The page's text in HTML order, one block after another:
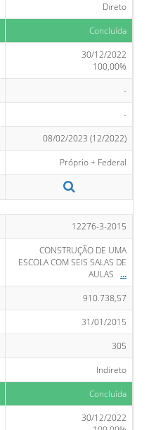
Direto
Concluída
30/12/2022
100,00%
-
-
08/02/2023 (12/2022)
Próprio + Federal
12276-3-2015
CONSTRUÇÃO DE UMA
ESCOLA COM SEIS SALAS DE
AULAS
...
910.738,57
31/01/2015
305
Indireto
Concluída
30/12/2022